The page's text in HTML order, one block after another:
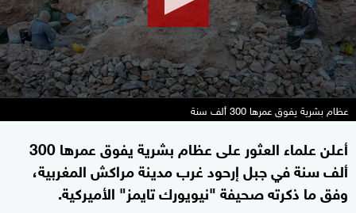
عظام بشرية يفوق عمرها 300 ألف سنة
أعلن علماء العثور على عظام بشرية يفوق عمرها 300
ألف سنة في جبل إرحود غرب مدينة مراكش المغربية،
وفق ما ذكرته صحيفة "نيويورك تايمز" الأميركية.